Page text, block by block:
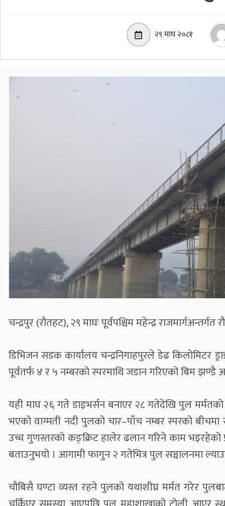
२९ माघ २०८१
चन्द्रपुर (रौतहट), २९ माघः पूर्वपश्चिम महेन्द्र
डिभिजन सडक कार्यालय चन्द्रनिगाहपुरले डेढ किलोमिटर
पूर्वतर्फ ४ र ५ नम्बरको स्परमाथि जडान गरिएको बिम
यही माघ २६ गते डाइभर्सन बनाएर २८ गतेदेखि पुल
भएको वाग्मती नदी पुलको चार–पाँच नम्बर स्परको
उच्च गुणस्तरको कङ्क्रिट हालेर ढलान गरिने काम
बताउनुभयो । आगामी फागुन २ गतेभित्र पुल सञ्चालनमा
चौबिसै घण्टा व्यस्त रहने पुलको यथाशीघ्र मर्मत गरेर